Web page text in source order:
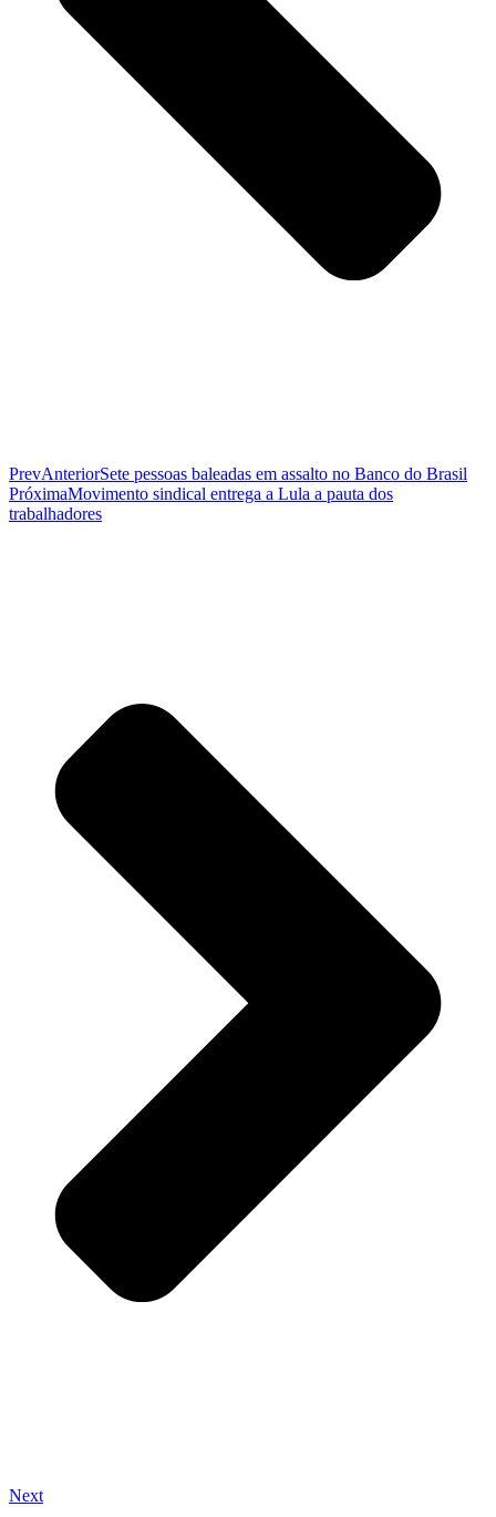
PrevAnteriorSete pessoas baleadas em assalto no Banco do Brasil
PróximaMovimento sindical entrega a Lula a pauta dos
trabalhadores
Next